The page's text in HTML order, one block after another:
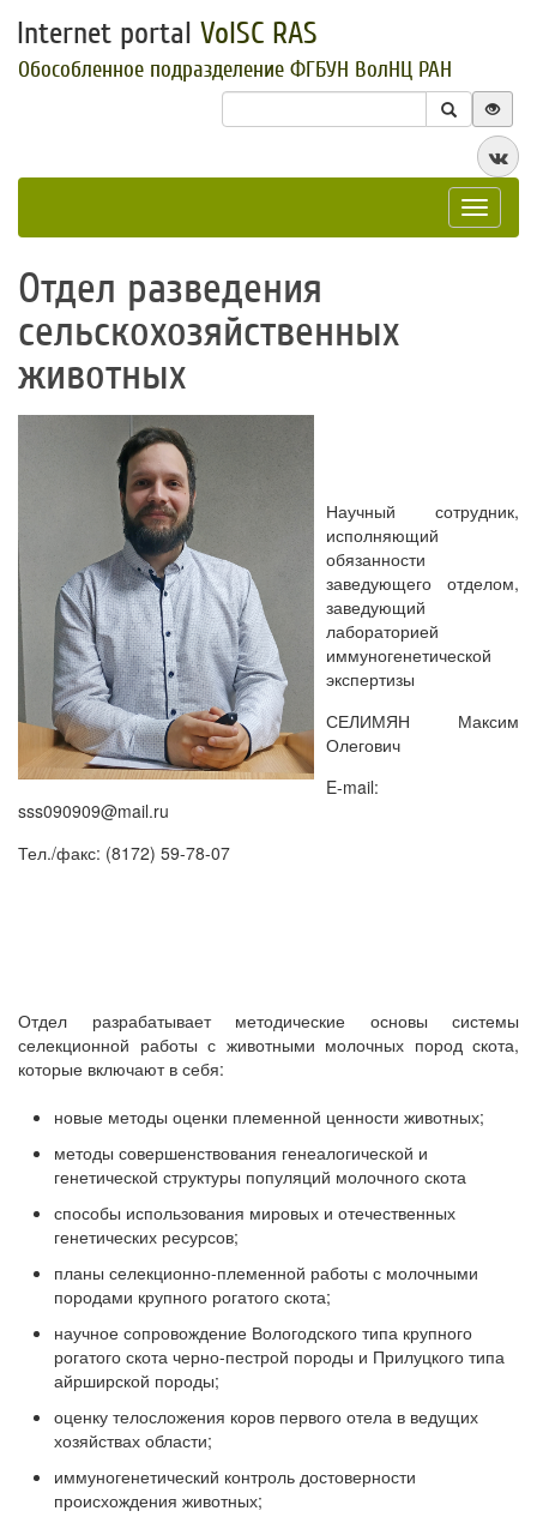
Internet portal VolSC RAS
Обособленное подразделение ФГБУН ВолНЦ РАН
Toggle
Отдел разведения
сельскохозяйственных
животных
Научный сотрудник,
исполняющий
обязанности
заведующего отделом,
заведующий
лабораторией
иммуногенетической
экспертизы
СЕЛИМЯН Максим
Олегович
E-mail:
sss090909@mail.ru
Тел./факс: (8172) 59-78-07
Отдел разрабатывает методические основы системы
селекционной работы с животными молочных пород скота,
которые включают в себя:
новые методы оценки племенной ценности животных;
методы совершенствования генеалогической и
генетической структуры популяций молочного скота
способы использования мировых и отечественных
генетических ресурсов;
планы селекционно-племенной работы с молочными
породами крупного рогатого скота;
научное сопровождение Вологодского типа крупного
рогатого скота черно-пестрой породы и Прилуцкого типа
айрширской породы;
оценку телосложения коров первого отела в ведущих
хозяйствах области;
иммуногенетический контроль достоверности
происхождения животных;